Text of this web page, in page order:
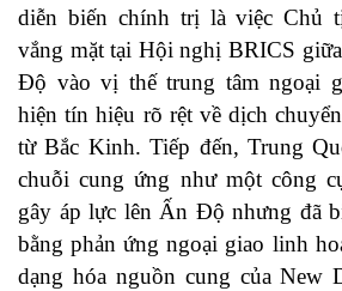
diễn biến chính trị là việc Chủ
vắng mặt tại Hội nghị BRICS
Độ vào vị thế trung tâm ngoại
hiện tín hiệu rõ rệt về dịch
từ Bắc Kinh. Tiếp đến, Trung
chuỗi cung ứng như một công
gây áp lực lên Ấn Độ nhưng đã
bằng phản ứng ngoại giao linh
dạng hóa nguồn cung của New